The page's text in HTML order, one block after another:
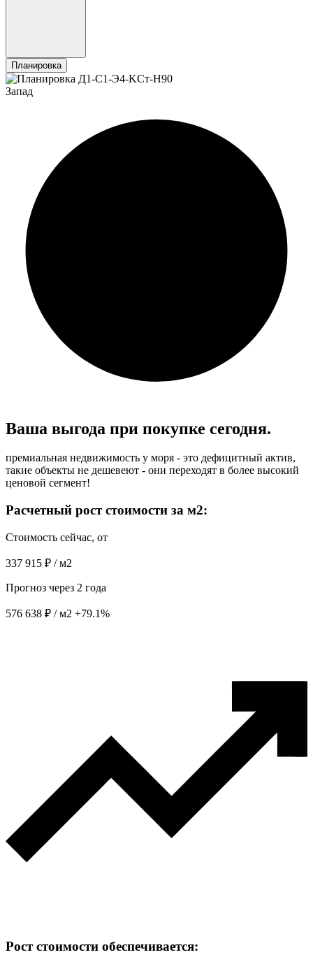
Планировка
Запад
Ваша выгода при покупке сегодня.
премиальная недвижимость у моря - это дефицитный актив,
такие объекты не дешевеют - они переходят в более высокий
ценовой сегмент!
Расчетный рост стоимости за м2:
Стоимость сейчас, от
337 915 ₽ / м2
Прогноз через 2 года
576 638 ₽ / м2 +79.1%
Рост стоимости обеспечивается: